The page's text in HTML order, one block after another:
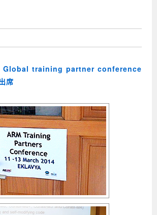
Global training partner conference
席